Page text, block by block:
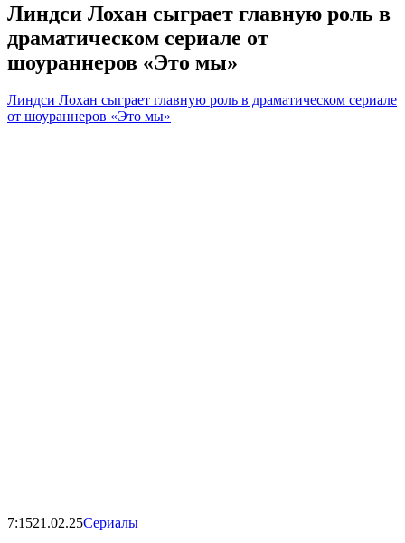
Линдси Лохан сыграет главную роль в
драматическом сериале от
шоураннеров «Это мы»
Линдси Лохан сыграет главную роль в драматическом сериале
от шоураннеров «Это мы»
7:1521.02.25Сериалы